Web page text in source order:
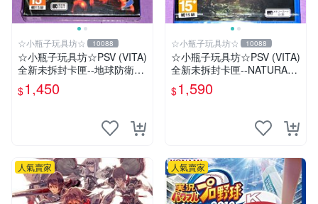
☆小瓶子玩具坊☆ 10088
☆小瓶子玩具坊☆PSV (VITA)
全新未拆封卡匣--地球防衛軍
2 攜帶版 V2 雙人入隊包
$1,450
☆小瓶子玩具坊☆ 10088
☆小瓶子玩具坊☆PSV (VITA)
全新未拆封卡匣--NATURAL
DOCTRINE 自然教義/自然教
理(日版)
$1,590
人氣賣家 人氣賣家